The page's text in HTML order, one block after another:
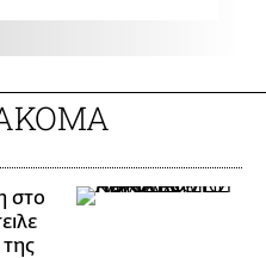
στο
της